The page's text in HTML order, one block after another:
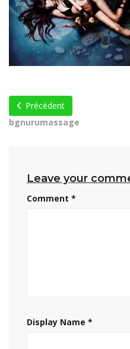
Précédent
bgnurumassage
Leave your
Comment *
Display Name *